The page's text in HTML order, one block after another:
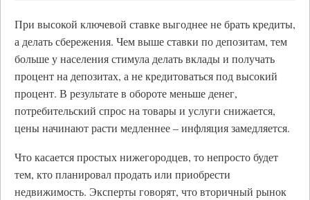
При высокой ключевой ставке выгоднее не брать кредиты,
а делать сбережения. Чем выше ставки по депозитам, тем
больше у населения стимула делать вклады и получать
процент на депозитах, а не кредитоваться под высокий
процент. В результате в обороте меньше денег,
потребительский спрос на товары и услуги снижается,
цены начинают расти медленнее – инфляция замедляется.
Что касается простых нижегородцев, то непросто будет
тем, кто планировал продать или приобрести
недвижимость. Эксперты говорят, что вторичный рынок